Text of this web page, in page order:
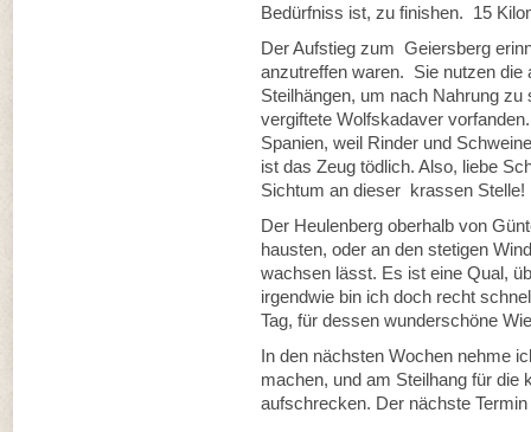
Bedürfniss ist, zu finishen. 15
Der Aufstieg zum Geiersberg
anzutreffen waren. Sie nutzen die
Steilhängen, um nach Nahrung
vergiftete Wolfskadaver
Spanien, weil Rinder und
ist das Zeug tödlich. Also, liebe
Sichtum an dieser krassen Stelle!
Der Heulenberg oberhalb von
hausten, oder an den stetigen
wachsen lässt. Es ist eine Qual,
irgendwie bin ich doch recht
Tag, für dessen wunderschöne
In den nächsten Wochen nehme
machen, und am Steilhang für die
aufschrecken. Der nächste